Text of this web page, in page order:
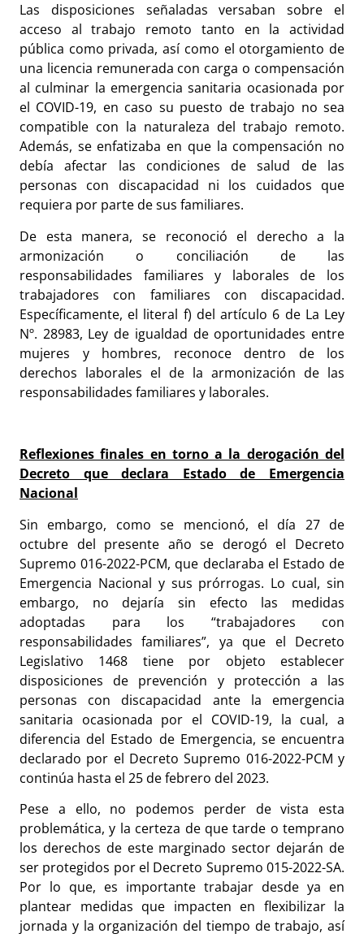
Las disposiciones señaladas versaban sobre el
acceso al trabajo remoto tanto en la actividad
pública como privada, así como el otorgamiento de
una licencia remunerada con carga o compensación
al culminar la emergencia sanitaria ocasionada por
el COVID-19, en caso su puesto de trabajo no sea
compatible con la naturaleza del trabajo remoto.
Además, se enfatizaba en que la compensación no
debía afectar las condiciones de salud de las
personas con discapacidad ni los cuidados que
requiera por parte de sus familiares.
De esta manera, se reconoció el derecho a la
armonización o conciliación de las
responsabilidades familiares y laborales de los
trabajadores con familiares con discapacidad.
Específicamente, el literal f) del artículo 6 de La Ley
Nº. 28983, Ley de igualdad de oportunidades entre
mujeres y hombres, reconoce dentro de los
derechos laborales el de la armonización de las
responsabilidades familiares y laborales.
Reflexiones finales en torno a la derogación del
Decreto que declara Estado de Emergencia
Nacional
Sin embargo, como se mencionó, el día 27 de
octubre del presente año se derogó el Decreto
Supremo 016-2022-PCM, que declaraba el Estado de
Emergencia Nacional y sus prórrogas. Lo cual, sin
embargo, no dejaría sin efecto las medidas
adoptadas para los “trabajadores con
responsabilidades familiares”, ya que el Decreto
Legislativo 1468 tiene por objeto establecer
disposiciones de prevención y protección a las
personas con discapacidad ante la emergencia
sanitaria ocasionada por el COVID-19, la cual, a
diferencia del Estado de Emergencia, se encuentra
declarado por el Decreto Supremo 016-2022-PCM y
continúa hasta el 25 de febrero del 2023.
Pese a ello, no podemos perder de vista esta
problemática, y la certeza de que tarde o temprano
los derechos de este marginado sector dejarán de
ser protegidos por el Decreto Supremo 015-2022-SA.
Por lo que, es importante trabajar desde ya en
plantear medidas que impacten en flexibilizar la
jornada y la organización del tiempo de trabajo, así